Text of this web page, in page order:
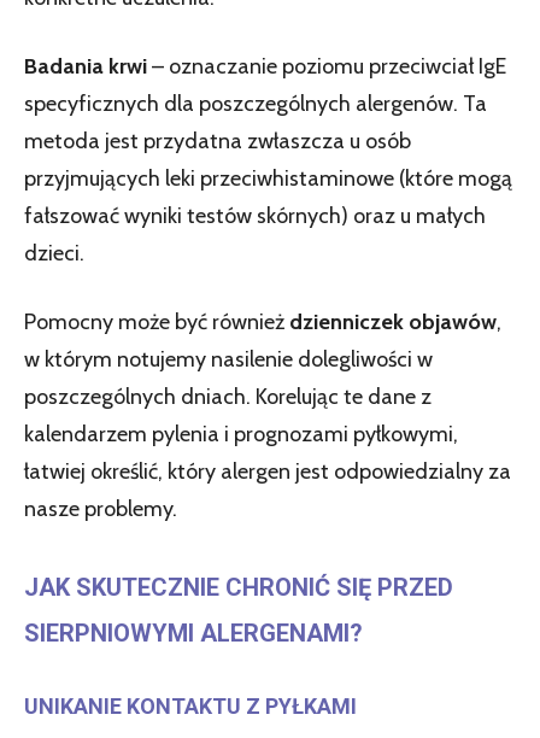
Badania krwi– oznaczanie poziomu przeciwciał IgE
specyficznych dla poszczególnych alergenów. Ta
metoda jest przydatna zwłaszcza u osób
przyjmujących leki przeciwhistaminowe (które mogą
fałszować wyniki testów skórnych) oraz u małych
dzieci.
Pomocny może być również dzienniczek objawów,
w którym notujemy nasilenie dolegliwości w
poszczególnych dniach. Korelując te dane z
kalendarzem pylenia i prognozami pyłkowymi,
łatwiej określić, który alergen jest odpowiedzialny za
nasze problemy.
JAK SKUTECZNIE CHRONIĆ SIĘ PRZED
SIERPNIOWYMI ALERGENAMI?
UNIKANIE KONTAKTU Z PYŁKAMI